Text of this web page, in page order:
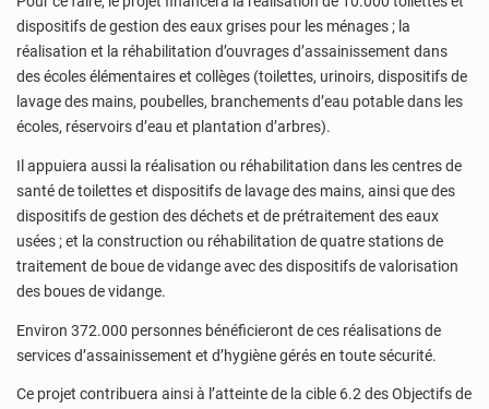
dispositifs de gestion des eaux grises pour les ménages ; la
réalisation et la réhabilitation d’ouvrages d’assainissement dans
des écoles élémentaires et collèges (toilettes, urinoirs, dispositifs de
lavage des mains, poubelles, branchements d’eau potable dans les
écoles, réservoirs d’eau et plantation d’arbres).
Il appuiera aussi la réalisation ou réhabilitation dans les centres de
santé de toilettes et dispositifs de lavage des mains, ainsi que des
dispositifs de gestion des déchets et de prétraitement des eaux
usées ; et la construction ou réhabilitation de quatre stations de
traitement de boue de vidange avec des dispositifs de valorisation
des boues de vidange.
Environ 372.000 personnes bénéficieront de ces réalisations de
services d’assainissement et d’hygiène gérés en toute sécurité.
Ce projet contribuera ainsi à l’atteinte de la cible 6.2 des Objectifs de